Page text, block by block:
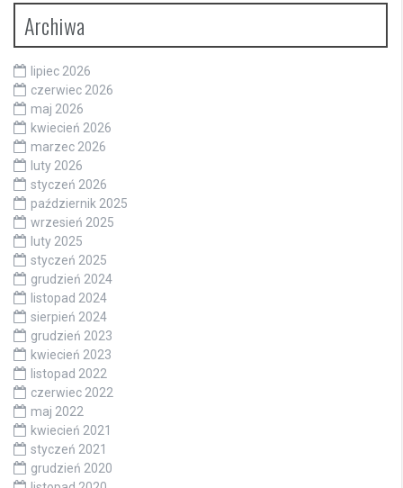
Archiwa
lipiec 2026
czerwiec 2026
maj 2026
kwiecień 2026
marzec 2026
luty 2026
styczeń 2026
październik 2025
wrzesień 2025
luty 2025
styczeń 2025
grudzień 2024
listopad 2024
sierpień 2024
grudzień 2023
kwiecień 2023
listopad 2022
czerwiec 2022
maj 2022
kwiecień 2021
styczeń 2021
grudzień 2020